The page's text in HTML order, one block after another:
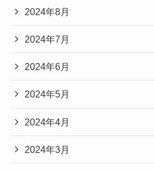
2024年8月
2024年7月
2024年6月
2024年5月
2024年4月
2024年3月